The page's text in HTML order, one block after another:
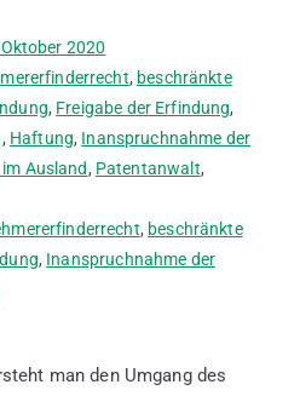
2020
, beschränkte
, Freigabe der Erfindung,
, Haftung, Inanspruchnahme der
Ausland, Patentanwalt,
, beschränkte
, Inanspruchnahme der
man den Umgang des